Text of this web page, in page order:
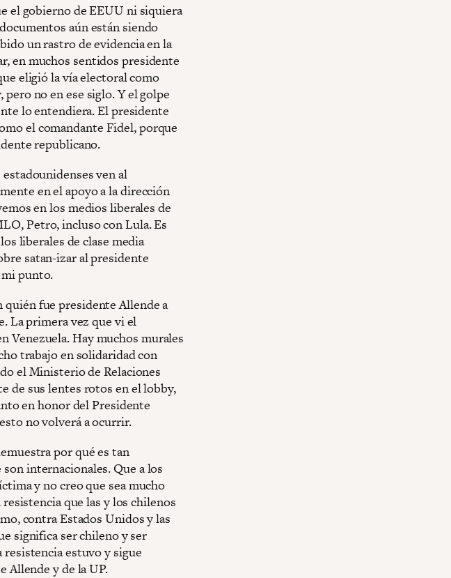
el gobierno de EEUU ni siquiera
aún están siendo
un rastro de evidencia en la
en muchos sentidos presidente
eligió la vía electoral como
no en ese siglo. Y el golpe
lo entendiera. El presidente
el comandante Fidel, porque
republicano.
ven al
en el apoyo a la dirección
en los medios liberales de
Petro, incluso con Lula. Es
liberales de clase media
satan-izar al presidente
punto.
quién fue presidente Allende a
La primera vez que vi el
Venezuela. Hay muchos murales
trabajo en solidaridad con
el Ministerio de Relaciones
de sus lentes rotos en el lobby,
en honor del Presidente
no volverá a ocurrir.
por qué es tan
internacionales. Que a los
y no creo que sea mucho
que las y los chilenos
contra Estados Unidos y las
significa ser chileno y ser
estuvo y sigue
Allende y de la UP.